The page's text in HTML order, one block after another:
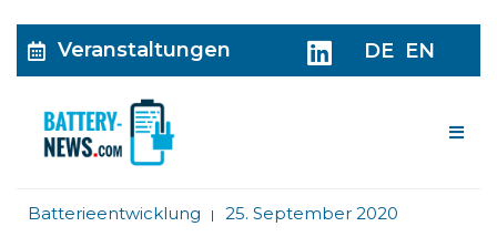
Veranstaltungen DE EN
Batterieentwicklung | 25. September 2020